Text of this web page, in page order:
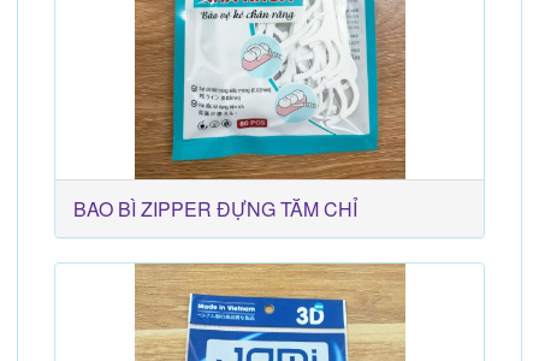
BAO BÌ ZIPPER ĐỰNG TĂM CHỈ